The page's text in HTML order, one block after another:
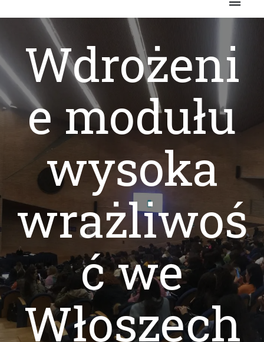
Wdrożeni
e modułu
wysoka
wrażliwoś
ć we
Włoszech